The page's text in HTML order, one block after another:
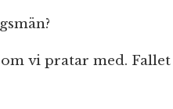
vi pratar med. Fallet